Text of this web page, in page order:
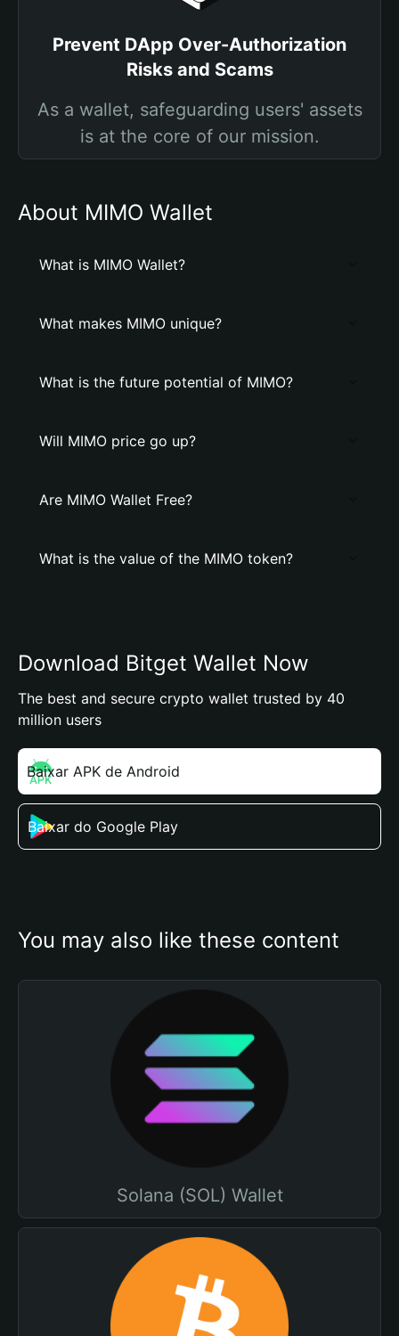
Prevent DApp Over-Authorization
Risks and Scams
As a wallet, safeguarding users' assets
is at the core of our mission.
About MIMO Wallet
What is MIMO Wallet?
What makes MIMO unique?
What is the future potential of MIMO?
Will MIMO price go up?
Are MIMO Wallet Free?
What is the value of the MIMO token?
Download Bitget Wallet Now
The best and secure crypto wallet trusted by 40
million users
Baixar APK de Android
Baixar do Google Play
You may also like these content
Solana (SOL) Wallet